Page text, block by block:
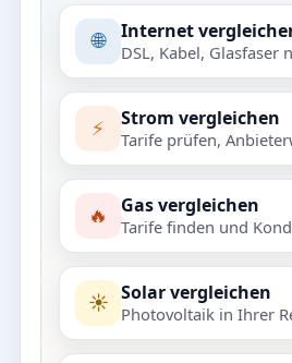
🌐 Internet
DSL, Kabel, Glasfaser
⚡ Strom vergleichen
Tarife prüfen,
🔥 Gas vergleichen
Tarife finden und
☀️ Solar vergleichen
Photovoltaik in Ihrer